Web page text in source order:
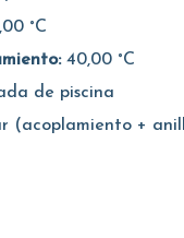
°C
40,00 °C
de piscina
(acoplamiento +